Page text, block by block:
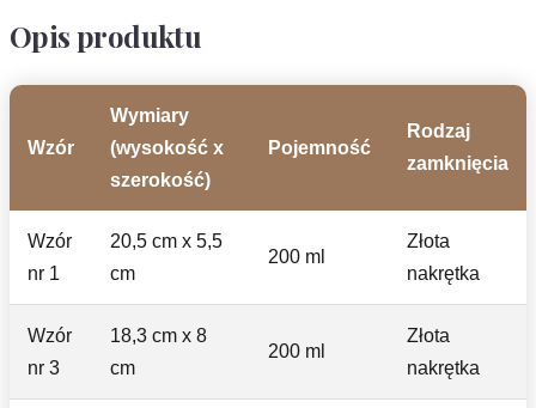
Opis produktu
Wzór
Wymiary
(wysokość x
szerokość)
Pojemność
Rodzaj
zamknięcia
Wzór
nr 1
20,5 cm x 5,5
cm
200 ml
Złota
nakrętka
Wzór
nr 3
18,3 cm x 8
cm
200 ml
Złota
nakrętka